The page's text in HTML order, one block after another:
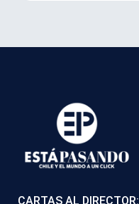
CARTAS AL DIRECTOR: